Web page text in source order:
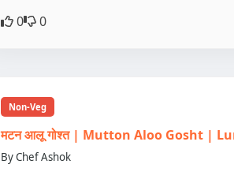
0 0
Non-Veg
मटन आलू गोश्त | Mutton Aloo Gosht |
By Chef Ashok